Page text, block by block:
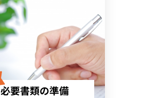
必要書類の準備